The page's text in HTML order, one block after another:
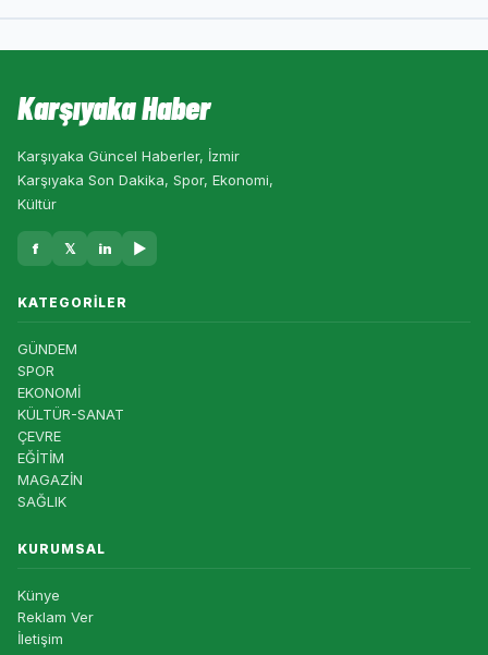
Karşıyaka Haber
Karşıyaka Güncel Haberler, İzmir
Karşıyaka Son Dakika, Spor, Ekonomi,
Kültür
f 𝕏 in ▶
KATEGORILER
GÜNDEM
SPOR
EKONOMİ
KÜLTÜR-SANAT
ÇEVRE
EĞİTİM
MAGAZİN
SAĞLIK
KURUMSAL
Künye
Reklam Ver
İletişim